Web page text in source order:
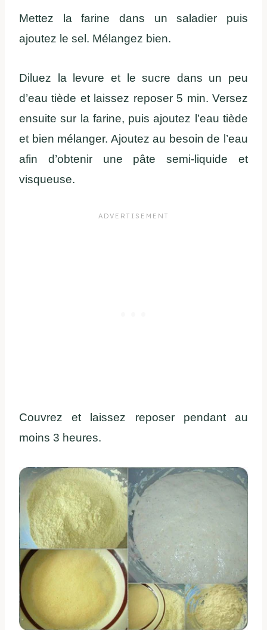
Mettez la farine dans un saladier puis
ajoutez le sel. Mélangez bien.
Diluez la levure et le sucre dans un peu
d’eau tiède et laissez reposer 5 min. Versez
ensuite sur la farine, puis ajoutez l’eau tiède
et bien mélanger. Ajoutez au besoin de l’eau
afin d’obtenir une pâte semi-liquide et
visqueuse.
Couvrez et laissez reposer pendant au
moins 3 heures.